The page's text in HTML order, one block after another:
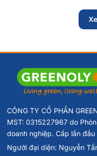
CÔNG TY CỔ PHẦN
MST: 0315227967 do
doanh nghiệp. Cấp lần
Người đại diện: Nguyễn